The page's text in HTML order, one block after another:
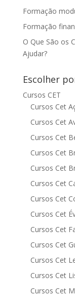
Formação
Formação
O Que São os
Ajudar?
Escolher
Cursos CET
Cursos Cet
Cursos Cet
Cursos Cet
Cursos Cet
Cursos Cet
Cursos Cet
Cursos Cet
Cursos Cet
Cursos Cet
Cursos Cet
Cursos Cet
Cursos Cet
Cursos Cet